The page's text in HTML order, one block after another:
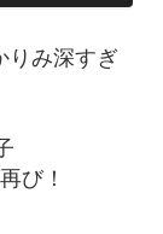
りみ深すぎ
び！